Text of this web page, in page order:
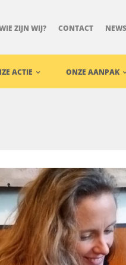
ZIJN WIJ? CONTACT
ACTIE ONZE AANPAK